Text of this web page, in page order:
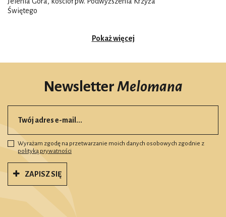
Świętego
Pokaż więcej
NewsletterMelomana
Wyrażam zgodę na przetwarzanie moich danych osobowych zgodnie z
polityką prywatności
ZAPISZ SIĘ